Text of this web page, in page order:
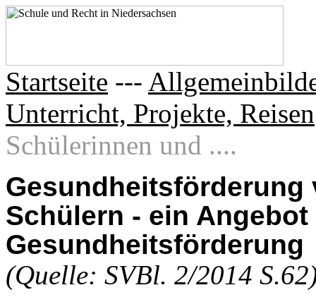
Startseite ---
Unterricht, Projekte, Reisen
Schülerinnen und ....
Schülern - ein
Gesundheitsförderung
(Quelle: SVBl. 2/2014